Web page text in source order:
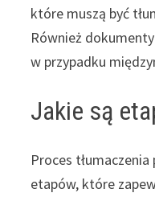
które muszą być
Również
w przypadku
Jakie są
Proces
etapów, które